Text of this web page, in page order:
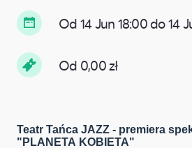
Od 14 Jun 18:00 do 14
Od 0,00 zł
Teatr Tańca JAZZ - premiera
"PLANETA KOBIETA"